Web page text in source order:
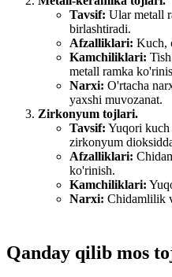
Tavsif: Ular metall
birlashtiradi.
Afzalliklari: Kuch,
Kamchiliklari:
metall ramka
Narxi: O'rtacha
yaxshi muvozanat.
Zirkonyum tojlari.
Tavsif: Yuqori kuch
zirkonyum
Afzalliklari:
ko'rinish.
Kamchiliklari:
Narxi: Chidamlilik
Qanday qilib mos